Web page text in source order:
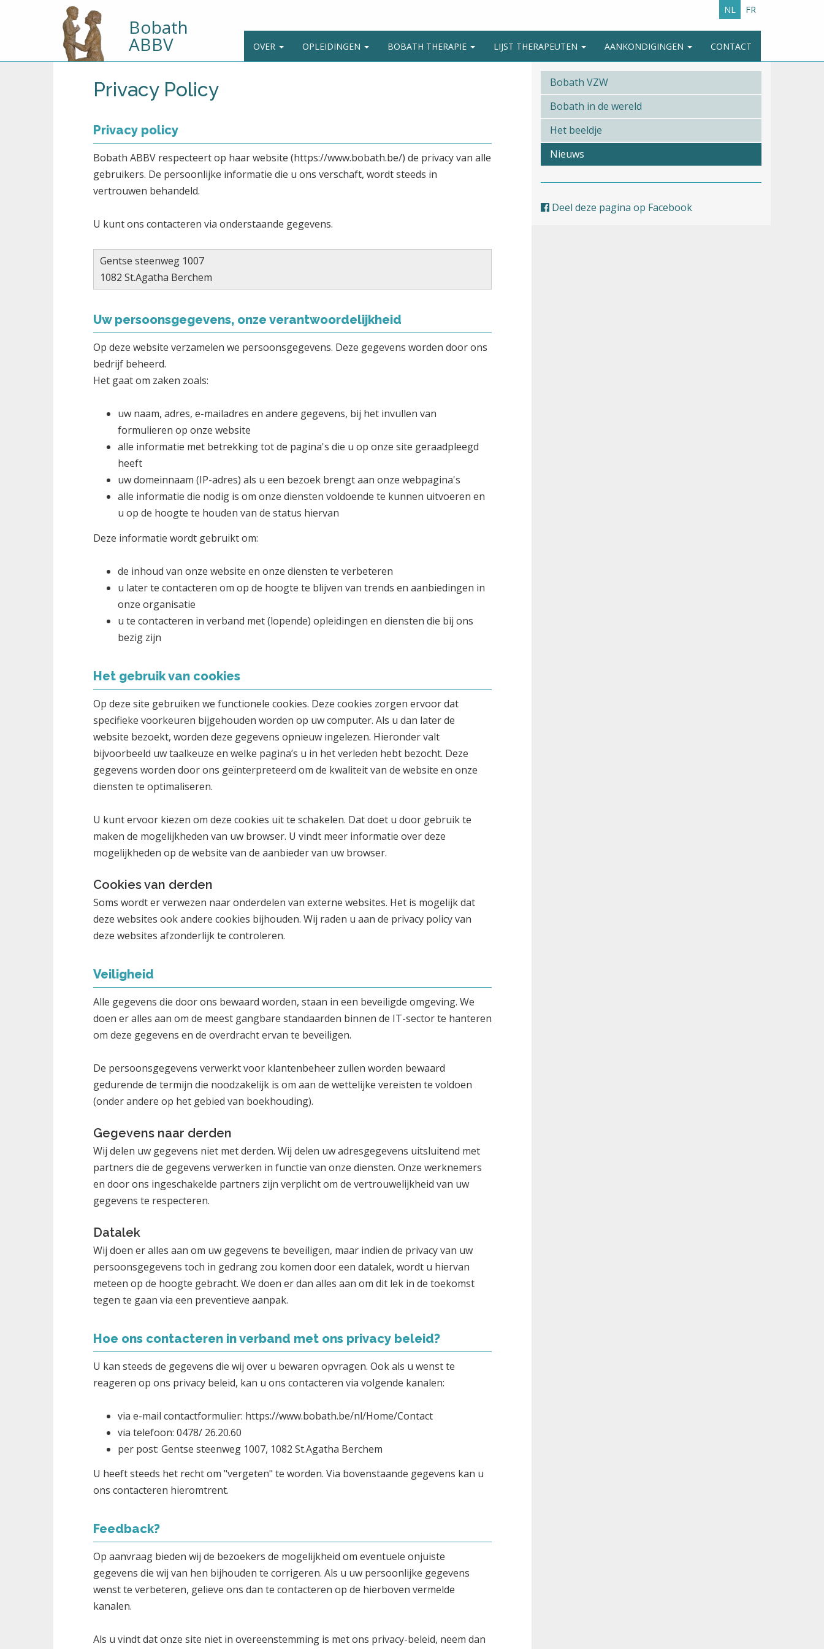
Bobath
ABBV
NL FR
OVER OPLEIDINGEN BOBATH THERAPIE LIJST THERAPEUTEN AANKONDIGINGEN CONTACT
Bobath VZW
Bobath in de wereld
Het beeldje
Nieuws
Deel deze pagina op Facebook
Privacy Policy
Privacy policy
Bobath ABBV respecteert op haar website (https://www.bobath.be/) de privacy van alle
gebruikers. De persoonlijke informatie die u ons verschaft, wordt steeds in
vertrouwen behandeld.
U kunt ons contacteren via onderstaande gegevens.
Gentse steenweg 1007
1082 St.Agatha Berchem
Uw persoonsgegevens, onze verantwoordelijkheid
Op deze website verzamelen we persoonsgegevens. Deze gegevens worden door ons
bedrijf beheerd.
Het gaat om zaken zoals:
uw naam, adres, e-mailadres en andere gegevens, bij het invullen van
formulieren op onze website
alle informatie met betrekking tot de pagina's die u op onze site geraadpleegd
heeft
uw domeinnaam (IP-adres) als u een bezoek brengt aan onze webpagina's
alle informatie die nodig is om onze diensten voldoende te kunnen uitvoeren en
u op de hoogte te houden van de status hiervan
Deze informatie wordt gebruikt om:
de inhoud van onze website en onze diensten te verbeteren
u later te contacteren om op de hoogte te blijven van trends en aanbiedingen in
onze organisatie
u te contacteren in verband met (lopende) opleidingen en diensten die bij ons
bezig zijn
Het gebruik van cookies
Op deze site gebruiken we functionele cookies. Deze cookies zorgen ervoor dat
specifieke voorkeuren bijgehouden worden op uw computer. Als u dan later de
website bezoekt, worden deze gegevens opnieuw ingelezen. Hieronder valt
bijvoorbeeld uw taalkeuze en welke pagina’s u in het verleden hebt bezocht. Deze
gegevens worden door ons geïnterpreteerd om de kwaliteit van de website en onze
diensten te optimaliseren.
U kunt ervoor kiezen om deze cookies uit te schakelen. Dat doet u door gebruik te
maken de mogelijkheden van uw browser. U vindt meer informatie over deze
mogelijkheden op de website van de aanbieder van uw browser.
Cookies van derden
Soms wordt er verwezen naar onderdelen van externe websites. Het is mogelijk dat
deze websites ook andere cookies bijhouden. Wij raden u aan de privacy policy van
deze websites afzonderlijk te controleren.
Veiligheid
Alle gegevens die door ons bewaard worden, staan in een beveiligde omgeving. We
doen er alles aan om de meest gangbare standaarden binnen de IT-sector te hanteren
om deze gegevens en de overdracht ervan te beveiligen.
De persoonsgegevens verwerkt voor klantenbeheer zullen worden bewaard
gedurende de termijn die noodzakelijk is om aan de wettelijke vereisten te voldoen
(onder andere op het gebied van boekhouding).
Gegevens naar derden
Wij delen uw gegevens niet met derden. Wij delen uw adresgegevens uitsluitend met
partners die de gegevens verwerken in functie van onze diensten. Onze werknemers
en door ons ingeschakelde partners zijn verplicht om de vertrouwelijkheid van uw
gegevens te respecteren.
Datalek
Wij doen er alles aan om uw gegevens te beveiligen, maar indien de privacy van uw
persoonsgegevens toch in gedrang zou komen door een datalek, wordt u hiervan
meteen op de hoogte gebracht. We doen er dan alles aan om dit lek in de toekomst
tegen te gaan via een preventieve aanpak.
Hoe ons contacteren in verband met ons privacy beleid?
U kan steeds de gegevens die wij over u bewaren opvragen. Ook als u wenst te
reageren op ons privacy beleid, kan u ons contacteren via volgende kanalen:
via e-mail contactformulier: https://www.bobath.be/nl/Home/Contact
via telefoon: 0478/ 26.20.60
per post: Gentse steenweg 1007, 1082 St.Agatha Berchem
U heeft steeds het recht om "vergeten" te worden. Via bovenstaande gegevens kan u
ons contacteren hieromtrent.
Feedback?
Op aanvraag bieden wij de bezoekers de mogelijkheid om eventuele onjuiste
gegevens die wij van hen bijhouden te corrigeren. Als u uw persoonlijke gegevens
wenst te verbeteren, gelieve ons dan te contacteren op de hierboven vermelde
kanalen.
Als u vindt dat onze site niet in overeenstemming is met ons privacy-beleid, neem dan